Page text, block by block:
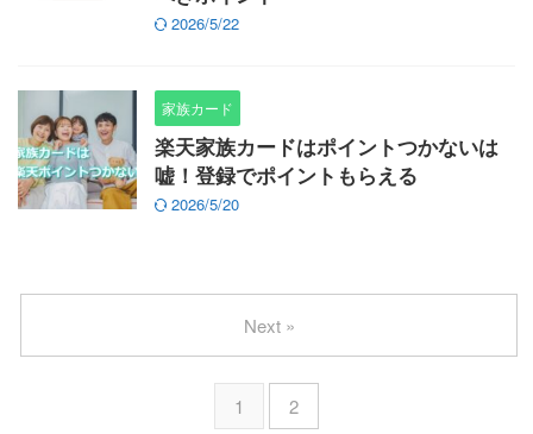
2026/5/22
家族カード
楽天家族カードはポイントつかないは
嘘！登録でポイントもらえる
2026/5/20
1 2
Next »